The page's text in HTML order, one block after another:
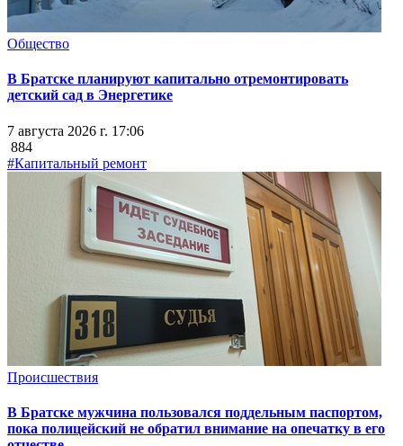
Общество
В Братске планируют капитально отремонтировать
детский сад в Энергетике
7 августа 2026 г. 17:06
884
#Капитальный ремонт
Происшествия
В Братске мужчина пользовался поддельным паспортом,
пока полицейский не обратил внимание на опечатку в его